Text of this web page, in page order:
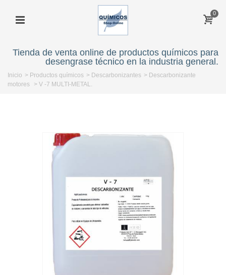
0
Tienda de venta online de productos químicos para
desengrase técnico en la industria general.
Inicio > Productos químicos > Descarbonizantes > Descarbonizante
motores
> V -7 MULTI-METAL.